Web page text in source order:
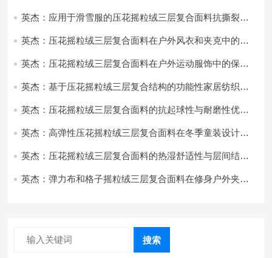
英杰：应用于滑雪服的压花摇粒绒三层复合面料抗撕裂与
英杰：压花摇粒绒三层复合面料在户外风衣和夹克中的应
英杰：压花摇粒绒三层复合面料在户外运动服饰中的保暖
英杰：基于压花摇粒绒三层复合结构的功能性家居纺织品
英杰：压花摇粒绒三层复合面料的抗起球性与耐磨性优化
英杰：高弹性压花摇粒绒三层复合面料在冬季童装设计中
英杰：压花摇粒绒三层复合面料的热湿舒适性与层间结合
英杰：弹力布和格子摇粒绒三层复合面料在修身户外夹克
搜索